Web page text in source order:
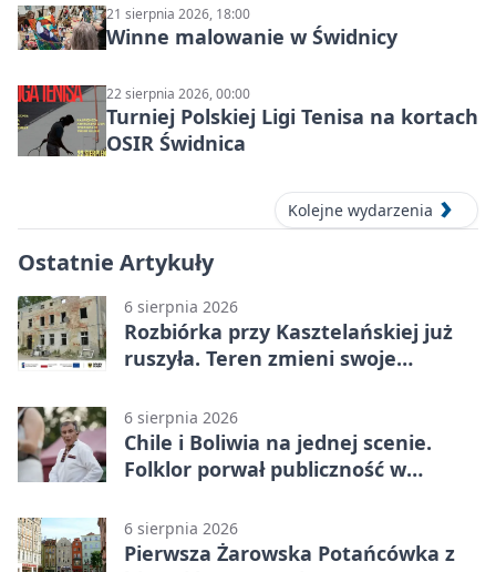
21 sierpnia 2026, 18:00
Winne malowanie w Świdnicy
22 sierpnia 2026, 00:00
Turniej Polskiej Ligi Tenisa na kortach
OSIR Świdnica
Kolejne wydarzenia
Ostatnie Artykuły
6 sierpnia 2026
Rozbiórka przy Kasztelańskiej już
ruszyła. Teren zmieni swoje
6 sierpnia 2026
Chile i Boliwia na jednej scenie.
Folklor porwał publiczność w
6 sierpnia 2026
Pierwsza Żarowska Potańcówka z